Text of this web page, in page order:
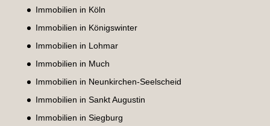
Immobilien in Köln
Immobilien in Königswinter
Immobilien in Lohmar
Immobilien in Much
Immobilien in Neunkirchen-Seelscheid
Immobilien in Sankt Augustin
Immobilien in Siegburg